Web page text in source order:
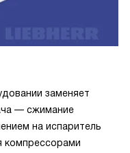
заменяет
— сжимание
на испаритель
компрессорами